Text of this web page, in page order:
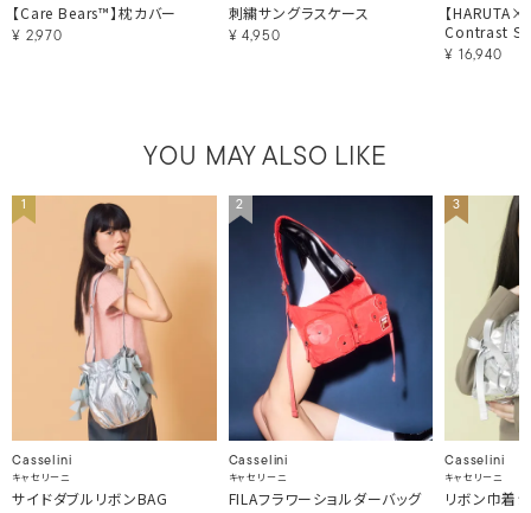
【Care Bears™】枕カバー
¥ 2,970
刺繍サングラスケース
¥ 4,950
【
Contrast
¥ 16,940
YOU MAY ALSO LIKE
1
Casselini
キャセリーニ
サイドダブルリボンBAG
2
Casselini
キャセリーニ
FILAフラワーショルダーバッグ
3
Casselini
キャセリーニ
リボン巾着